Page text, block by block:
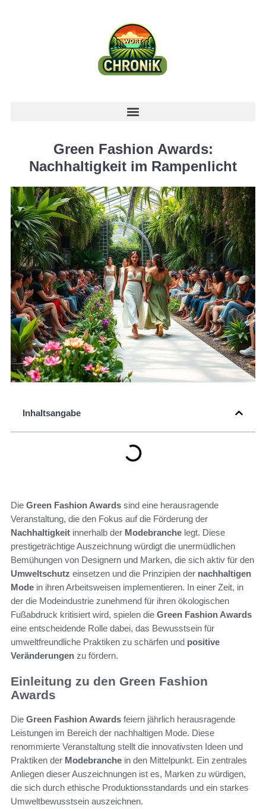
Green Fashion Awards:
Nachhaltigkeit im Rampenlicht
Inhaltsangabe
Die Green Fashion Awards sind eine herausragende
Veranstaltung, die den Fokus auf die Förderung der
Nachhaltigkeit innerhalb der Modebranche legt. Diese
prestigeträchtige Auszeichnung würdigt die unermüdlichen
Bemühungen von Designern und Marken, die sich aktiv für den
Umweltschutz einsetzen und die Prinzipien der nachhaltigen
Mode in ihren Arbeitsweisen implementieren. In einer Zeit, in
der die Modeindustrie zunehmend für ihren ökologischen
Fußabdruck kritisiert wird, spielen die Green Fashion Awards
eine entscheidende Rolle dabei, das Bewusstsein für
umweltfreundliche Praktiken zu schärfen und positive
Veränderungen zu fördern.
Einleitung zu den Green Fashion
Awards
Die Green Fashion Awards feiern jährlich herausragende
Leistungen im Bereich der nachhaltigen Mode. Diese
renommierte Veranstaltung stellt die innovativsten Ideen und
Praktiken der Modebranche in den Mittelpunkt. Ein zentrales
Anliegen dieser Auszeichnungen ist es, Marken zu würdigen,
die sich durch ethische Produktionsstandards und ein starkes
Umweltbewusstsein auszeichnen.